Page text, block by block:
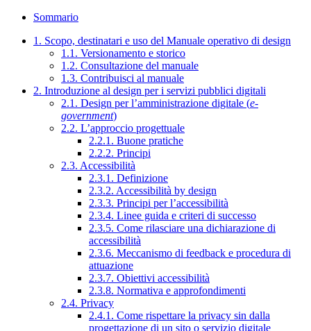
Sommario
1. Scopo, destinatari e uso del Manuale operativo di design
1.1. Versionamento e storico
1.2. Consultazione del manuale
1.3. Contribuisci al manuale
2. Introduzione al design per i servizi pubblici digitali
2.1. Design per l’amministrazione digitale (e-
government)
2.2. L’approccio progettuale
2.2.1. Buone pratiche
2.2.2. Principi
2.3. Accessibilità
2.3.1. Definizione
2.3.2. Accessibilità by design
2.3.3. Principi per l’accessibilità
2.3.4. Linee guida e criteri di successo
2.3.5. Come rilasciare una dichiarazione di
accessibilità
2.3.6. Meccanismo di feedback e procedura di
attuazione
2.3.7. Obiettivi accessibilità
2.3.8. Normativa e approfondimenti
2.4. Privacy
2.4.1. Come rispettare la privacy sin dalla
progettazione di un sito o servizio digitale